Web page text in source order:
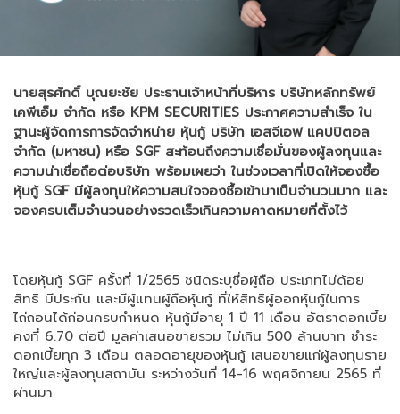
นายสุรศักดิ์ บุณยะชัย ประธานเจ้าหน้าที่บริหาร บริษัทหลักทรัพย์
เคพีเอ็ม จำกัด หรือ KPM SECURITIES ประกาศความสำเร็จ ใน
ฐานะผู้จัดการการจัดจำหน่าย หุ้นกู้ บริษัท เอสจีเอฟ แคปปิตอล
จำกัด (มหาชน) หรือ SGF สะท้อนถึงความเชื่อมั่นของผู้ลงทุนและ
ความน่าเชื่อถือต่อบริษัท พร้อมเผยว่า ในช่วงเวลาที่เปิดให้จองซื้อ
หุ้นกู้ SGF มีผู้ลงทุนให้ความสนใจจองซื้อเข้ามาเป็นจำนวนมาก และ
จองครบเต็มจำนวนอย่างรวดเร็วเกินความคาดหมายที่ตั้งไว้
โดยหุ้นกู้ SGF ครั้งที่ 1/2565 ชนิดระบุชื่อผู้ถือ ประเภทไม่ด้อย
สิทธิ มีประกัน และมีผู้แทนผู้ถือหุ้นกู้ ที่ให้สิทธิผู้ออกหุ้นกู้ในการ
ไถ่ถอนได้ก่อนครบกำหนด หุ้นกู้มีอายุ 1 ปี 11 เดือน อัตราดอกเบี้ย
คงที่ 6.70 ต่อปี มูลค่าเสนอขายรวม ไม่เกิน 500 ล้านบาท ชำระ
ดอกเบี้ยทุก 3 เดือน ตลอดอายุของหุ้นกู้ เสนอขายแก่ผู้ลงทุนราย
ใหญ่และผู้ลงทุนสถาบัน ระหว่างวันที่ 14-16 พฤศจิกายน 2565 ที่
ผ่านมา